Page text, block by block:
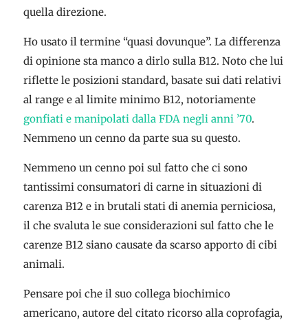
quella direzione.
Ho usato il termine “quasi dovunque”. La differenza
di opinione sta manco a dirlo sulla B12. Noto che lui
riflette le posizioni standard, basate sui dati relativi
al range e al limite minimo B12, notoriamente
gonfiati e manipolati dalla FDA negli anni ’70.
Nemmeno un cenno da parte sua su questo.
Nemmeno un cenno poi sul fatto che ci sono
tantissimi consumatori di carne in situazioni di
carenza B12 e in brutali stati di anemia perniciosa,
il che svaluta le sue considerazioni sul fatto che le
carenze B12 siano causate da scarso apporto di cibi
animali.
Pensare poi che il suo collega biochimico
americano, autore del citato ricorso alla coprofagia,